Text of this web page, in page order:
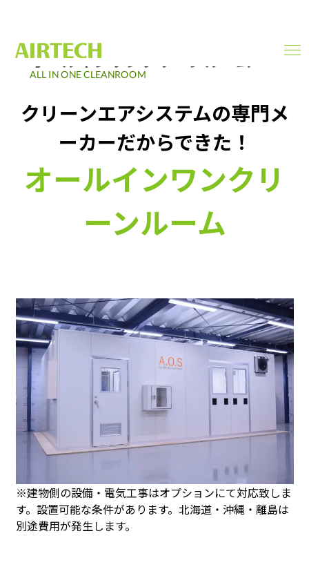
オールインワンクリーンルーム
ALL IN ONE CLEANROOM
クリーンエアシステムの専門メ
ーカーだからできた！
オールインワンクリ
ーンルーム
※建物側の設備・電気工事はオプションにて対応致しま
す。設置可能な条件があります。北海道・沖縄・離島は
別途費用が発生します。